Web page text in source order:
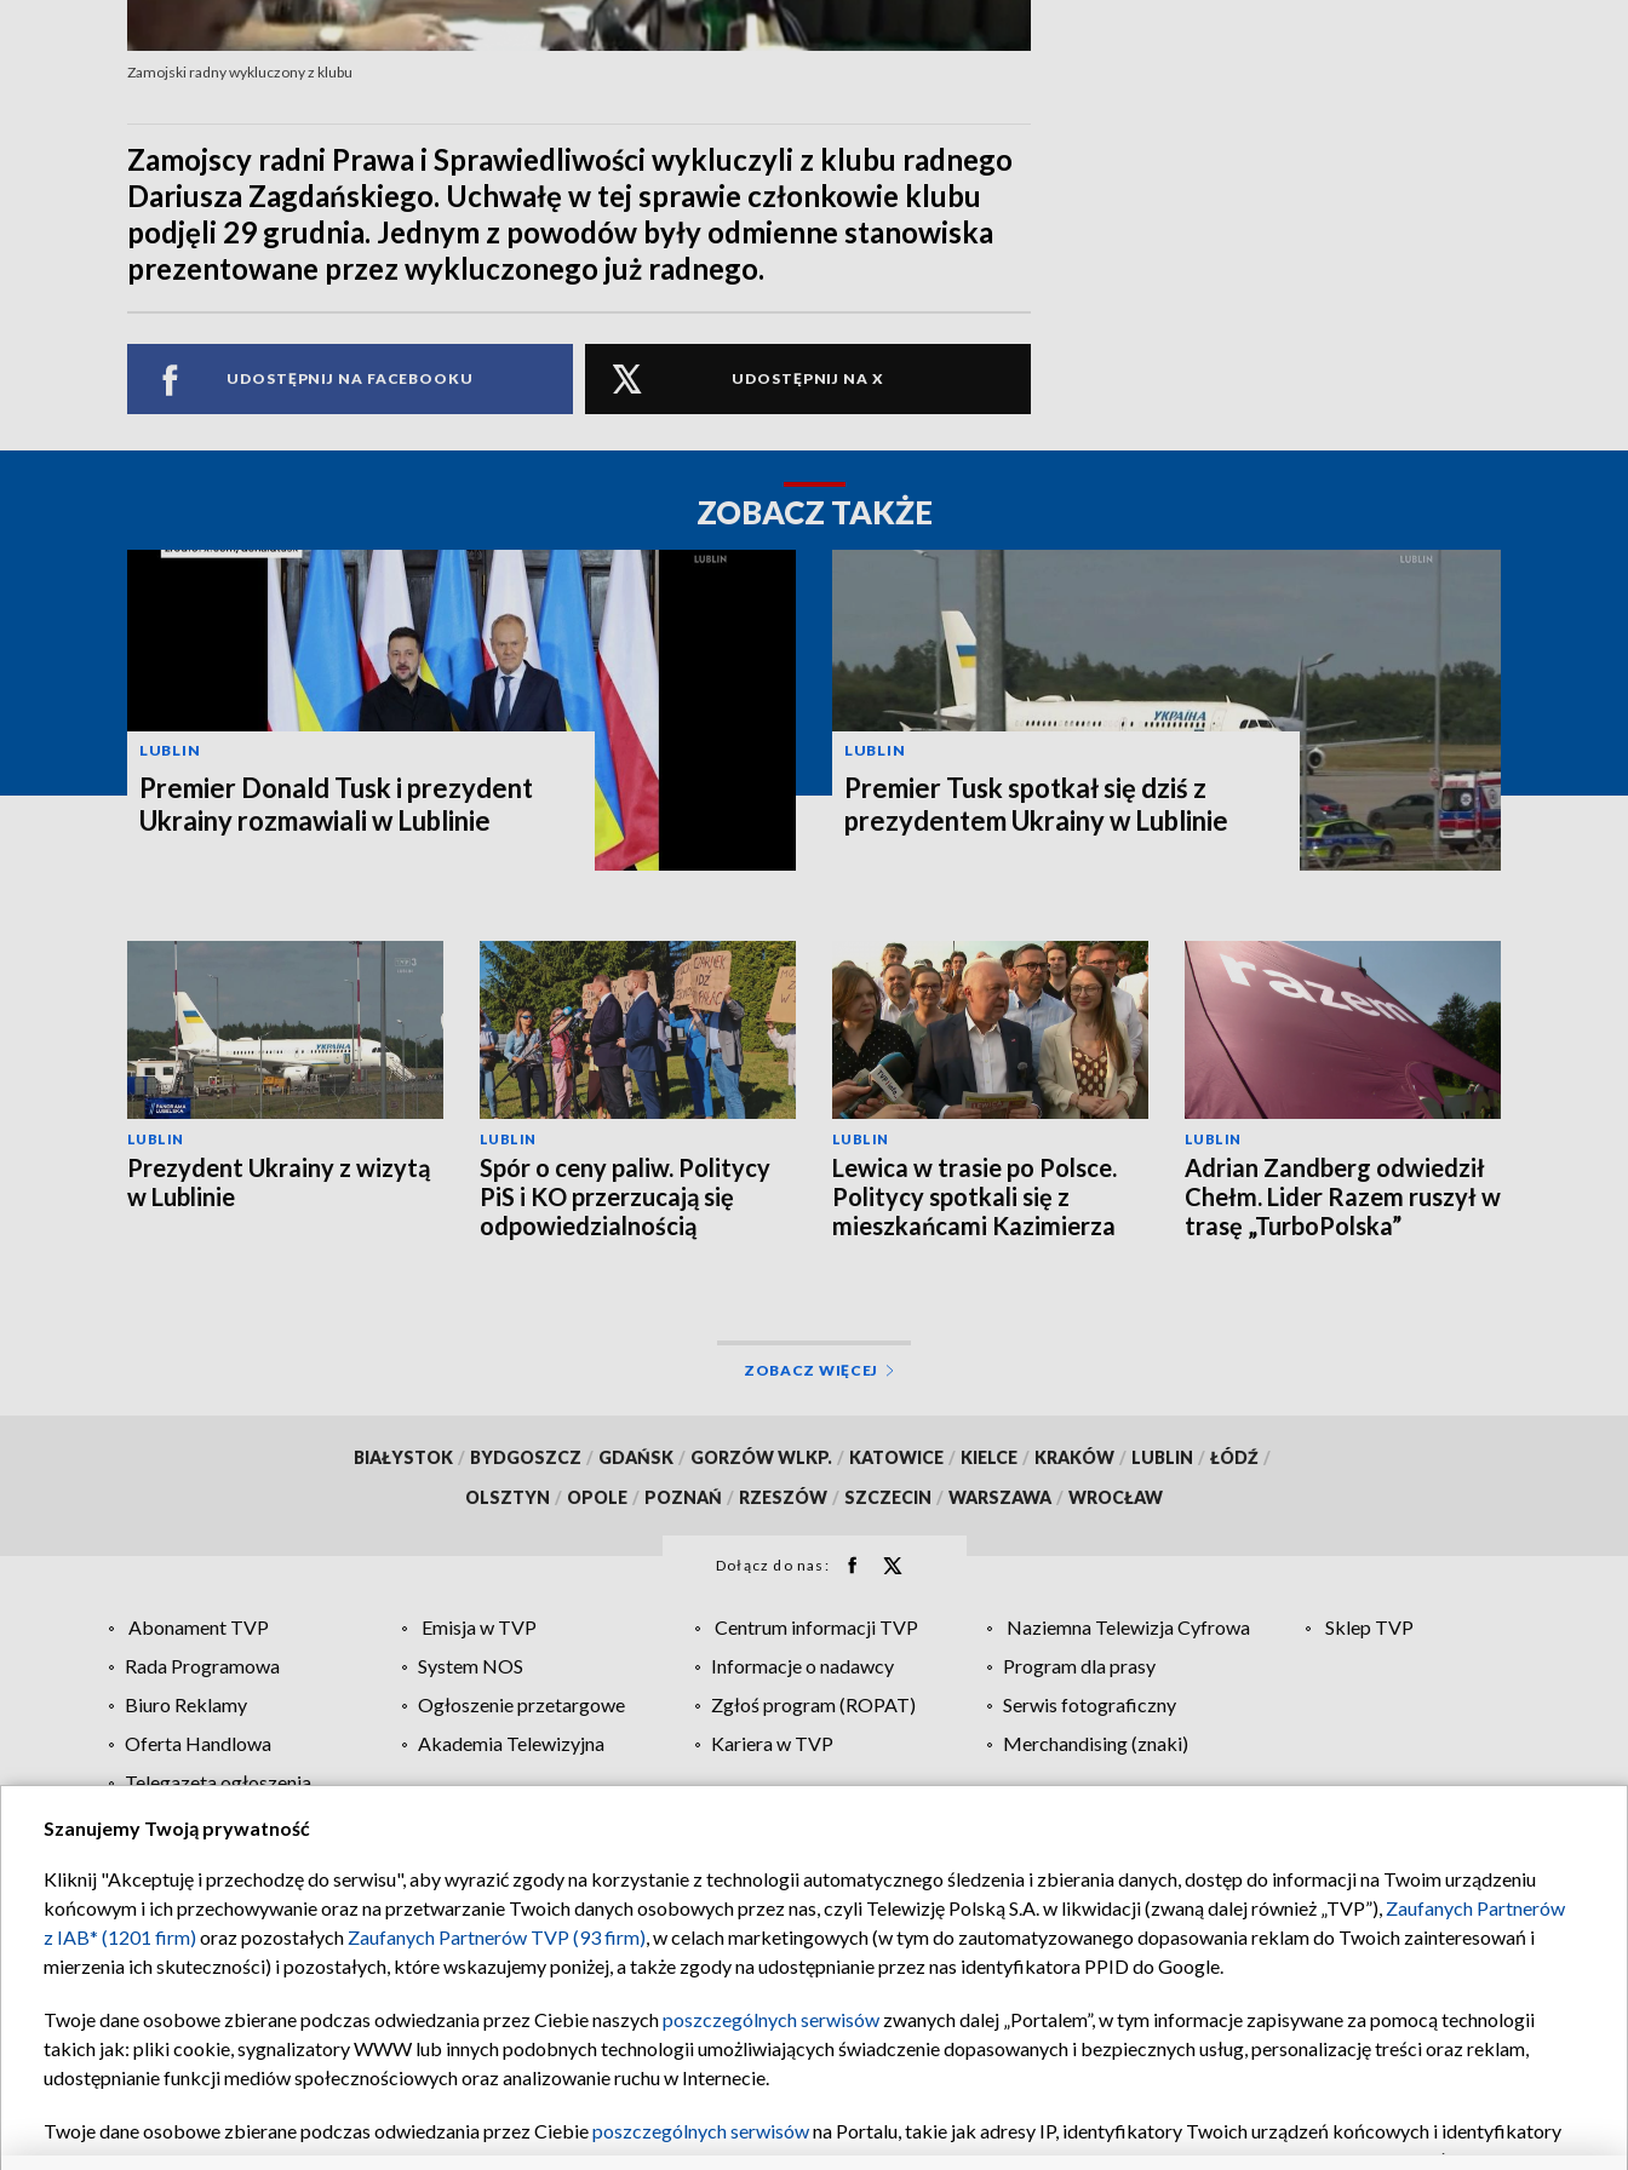
Zamojski radny wykluczony z klubu
Zamojscy radni Prawa i Sprawiedliwości wykluczyli z klubu radnego
Dariusza Zagdańskiego. Uchwałę w tej sprawie członkowie klubu
podjęli 29 grudnia. Jednym z powodów były odmienne stanowiska
prezentowane przez wykluczonego już radnego.
UDOSTĘPNIJ NA FACEBOOKU UDOSTĘPNIJ NA X
ZOBACZ TAKŻE
LUBLIN
Premier Donald Tusk i prezydent
Ukrainy rozmawiali w Lublinie
LUBLIN
Premier Tusk spotkał się dziś z
prezydentem Ukrainy w Lublinie
LUBLIN
Prezydent Ukrainy z wizytą
w Lublinie
LUBLIN
Spór o ceny paliw. Politycy
PiS i KO przerzucają się
odpowiedzialnością
LUBLIN
Lewica w trasie po Polsce.
Politycy spotkali się z
mieszkańcami Kazimierza
LUBLIN
Adrian Zandberg odwiedził
Chełm. Lider Razem ruszył w
trasę „TurboPolska”
ZOBACZ WIĘCEJ
BIAŁYSTOK / BYDGOSZCZ / GDAŃSK / GORZÓW WLKP. / KATOWICE / KIELCE / KRAKÓW / LUBLIN / ŁÓDŹ /
OLSZTYN / OPOLE / POZNAŃ / RZESZÓW / SZCZECIN / WARSZAWA / WROCŁAW
Dołącz do nas:
Abonament TVP Emisja w TVP Centrum informacji TVP Naziemna Telewizja Cyfrowa
Sklep TVP
Rada Programowa
System NOS Informacje o nadawcy
Program dla prasy
Biuro Reklamy
Ogłoszenie przetargowe Zgłoś program (ROPAT)
Serwis fotograficzny
Oferta Handlowa
Akademia Telewizyjna Kariera w TVP
Merchandising (znaki)
Telegazeta ogłoszenia
Regulamin TVP Polityka prywatności Moje zgody Pomoc Biuro reklamy Kontakt
Szanujemy Twoją prywatność
Kliknij "Akceptuję i przechodzę do serwisu", aby wyrazić zgody na korzystanie z technologii automatycznego śledzenia i zbierania danych, dostęp do informacji na Twoim urządzeniu
końcowym i ich przechowywanie oraz na przetwarzanie Twoich danych osobowych przez nas, czyli Telewizję Polską S.A. w likwidacji (zwaną dalej również „TVP”), Zaufanych Partnerów
z IAB* (1201 firm)oraz pozostałych Zaufanych Partnerów TVP (93 firm), w celach marketingowych (w tym do zautomatyzowanego dopasowania reklam do Twoich zainteresowań i
mierzenia ich skuteczności) i pozostałych, które wskazujemy poniżej, a także zgody na udostępnianie przez nas identyfikatora PPID do Google.
Twoje dane osobowe zbierane podczas odwiedzania przez Ciebie naszychposzczególnych serwisów zwanych dalej „Portalem”, w tym informacje zapisywane za pomocą technologii
takich jak: pliki cookie, sygnalizatory WWW lub innych podobnych technologii umożliwiających świadczenie dopasowanych i bezpiecznych usług, personalizację treści oraz reklam,
udostępnianie funkcji mediów społecznościowych oraz analizowanie ruchu w Internecie.
Twoje dane osobowe zbierane podczas odwiedzania przez Ciebieposzczególnych serwisówna Portalu, takie jak adresy IP, identyfikatory Twoich urządzeń końcowych i identyfikatory
oraz pozostałych